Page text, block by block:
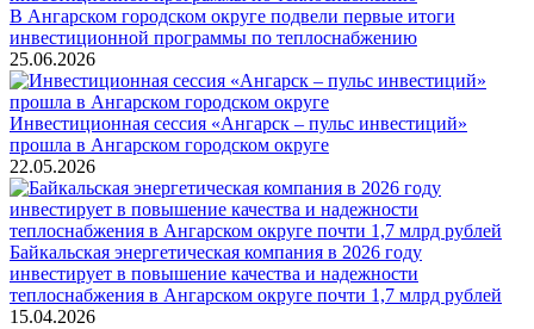
В Ангарском городском округе подвели первые итоги
инвестиционной программы по теплоснабжению
25.06.2026
Инвестиционная сессия «Ангарск – пульс инвестиций»
прошла в Ангарском городском округе
22.05.2026
Байкальская энергетическая компания в 2026 году
инвестирует в повышение качества и надежности
теплоснабжения в Ангарском округе почти 1,7 млрд рублей
15.04.2026